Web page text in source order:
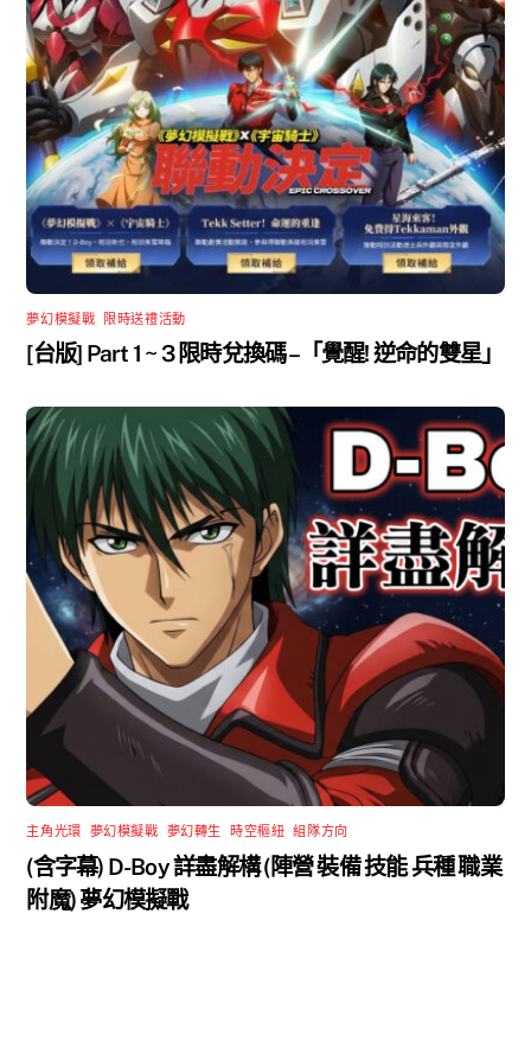
夢幻模擬戰 限時送禮活動
[台版] Part 1 ~ 3 限時兌換碼 –「覺醒! 逆命的雙星」
主角光環 夢幻模擬戰 夢幻轉生 時空樞紐 ,組隊方向
(含字幕) D-Boy 詳盡解構 (陣營 裝備 技能 兵種 職業
附魔) 夢幻模擬戰